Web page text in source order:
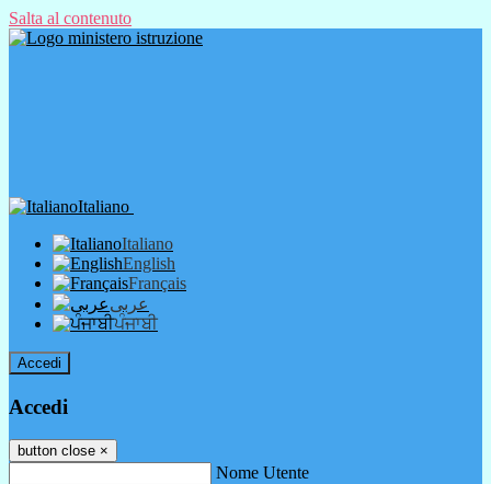
Salta al contenuto
Italiano
Italiano
English
Français
عربى
ਪੰਜਾਬੀ
Accedi
Accedi
button close ×
Nome Utente